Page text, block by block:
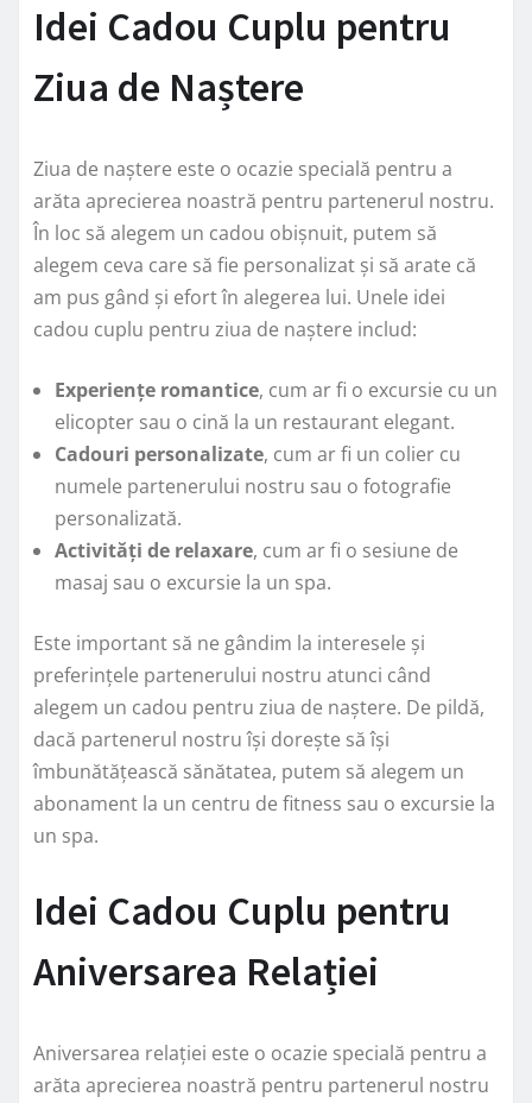
Idei Cadou Cuplu pentru
Ziua de Naștere
Ziua de naștere este o ocazie specială pentru a
arăta aprecierea noastră pentru partenerul nostru.
În loc să alegem un cadou obișnuit, putem să
alegem ceva care să fie personalizat și să arate că
am pus gând și efort în alegerea lui. Unele idei
cadou cuplu pentru ziua de naștere includ:
Experiențe romantice, cum ar fi o excursie cu un
elicopter sau o cină la un restaurant elegant.
Cadouri personalizate, cum ar fi un colier cu
numele partenerului nostru sau o fotografie
personalizată.
Activități de relaxare, cum ar fi o sesiune de
masaj sau o excursie la un spa.
Este important să ne gândim la interesele și
preferințele partenerului nostru atunci când
alegem un cadou pentru ziua de naștere. De pildă,
dacă partenerul nostru își dorește să își
îmbunătățească sănătatea, putem să alegem un
abonament la un centru de fitness sau o excursie la
un spa.
Idei Cadou Cuplu pentru
Aniversarea Relației
Aniversarea relației este o ocazie specială pentru a
arăta aprecierea noastră pentru partenerul nostru